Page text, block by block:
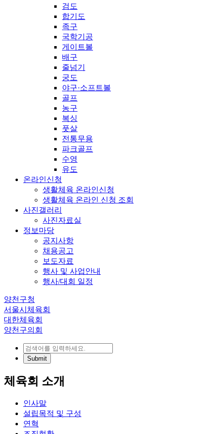
검도
합기도
족구
국학기공
게이트볼
배구
줄넘기
궁도
야구·소프트볼
골프
농구
복싱
풋살
전통무용
파크골프
수영
유도
온라인신청
생활체육 온라인신청
생활체육 온라인 신청 조회
사진갤러리
사진자료실
정보마당
공지사항
채용공고
보도자료
행사 및 사업안내
행사/대회 일정
양천구청
서울시체육회
대한체육회
양천구의회
체육회 소개
인사말
설립목적 및 구성
연혁